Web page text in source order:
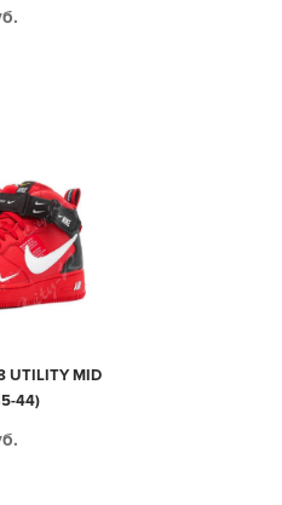
UTILITY MID
44)